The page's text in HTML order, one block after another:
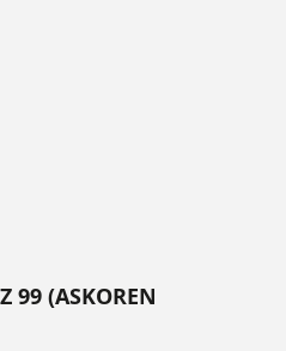
99 (ASKOREN